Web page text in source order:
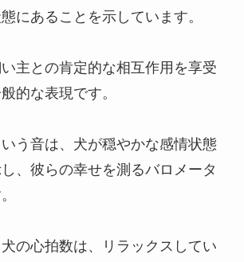
にあることを示しています。
主との肯定的な相互作用を享受
的な表現です。
いう音は、犬が穏やかな感情状態
、彼らの幸せを測るバロメータ
の心拍数は、リラックスしてい